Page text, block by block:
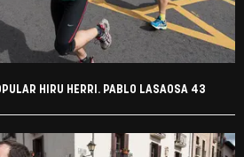
HIRU HERRI. PABLO LASAOSA 43